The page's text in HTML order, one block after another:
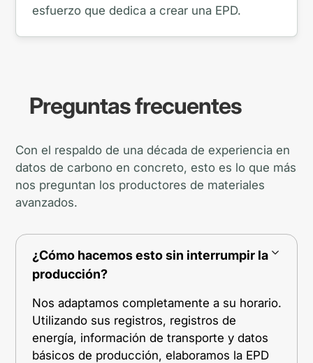
esfuerzo que dedica a crear una EPD.
Preguntas frecuentes
Con el respaldo de una década de experiencia en
datos de carbono en concreto, esto es lo que más
nos preguntan los productores de materiales
avanzados.
¿Cómo hacemos esto sin interrumpir la
producción?
Nos adaptamos completamente a su horario.
Utilizando sus registros, registros de
energía, información de transporte y datos
básicos de producción, elaboramos la EPD